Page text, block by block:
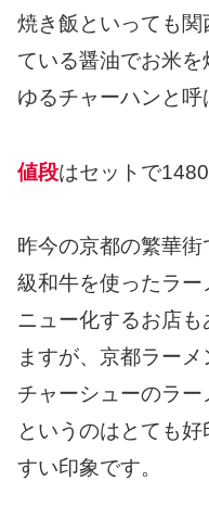
焼き飯といっても
ている醤油でお米
ゆるチャーハンと呼
値段はセットで1480
昨今の京都の繁華
級和牛を使ったラ
ニュー化するお店
ますが、京都ラー
チャーシューのラ
というのはとても
すい印象です。